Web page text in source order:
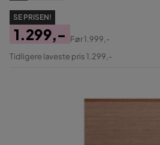
SE PRISEN!
Pris
1.299,-
Original
Før1.999,-
Tidligere laveste pris 1.299,-